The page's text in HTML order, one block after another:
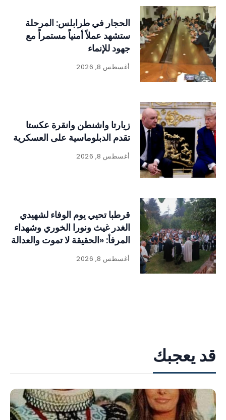
الحجار في طرابلس: المرحلة
ستشهد عملاً أمنياً مستمراً مع
جهود للإنماء
أغسطس 8, 2026
زيارتا واشنطن وانقرة عكستا
تقدم الدبلوماسية على العسكرية
أغسطس 8, 2026
قرطبا تحيي يوم الوفاء لشهيدي
الغدر غيث ونورا الخوري وشهداء
المرفأ: «الحقيقة لا تموت والعدالة
لا بد أن تتحقق
أغسطس 8, 2026
قد يعجبك